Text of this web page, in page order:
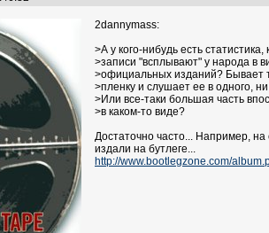
2dannymass:
>А у кого-нибудь есть
>записи "всплывают" у народа в
>официальных изданий? Бывает
>пленку и слушает ее в одного,
>Или все-таки большая часть
>в каком-то виде?
Достаточно часто... Например,
издали на бутлеге...
http://www.bootlegzone.com/